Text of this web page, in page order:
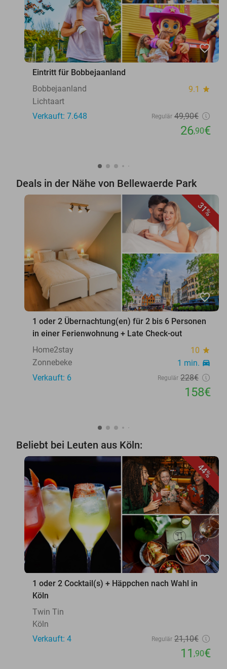
favorite_border
Eintritt für Bobbejaanland
Bobbejaanland
9.1 star
Lichtaart
Verkauft: 7.648
Regulär 49,90€
26,90€
Deals in der Nähe von Bellewaerde Park
31%
favorite_border
1 oder 2 Übernachtung(en) für 2 bis 6 Personen
in einer Ferienwohnung + Late Check-out
Home2stay
10 star
Zonnebeke 1 min. directions_car
Verkauft: 6 Regulär 228€
158€
Beliebt bei Leuten aus Köln:
44%
favorite_border
1 oder 2 Cocktail(s) + Häppchen nach Wahl in
Köln
Twin Tin
Köln
Verkauft: 4
Regulär 21,10€
11 ,90€